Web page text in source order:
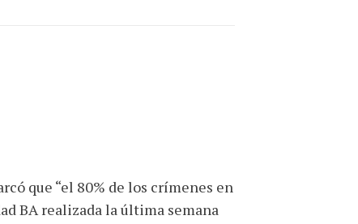
que “el 80% de los crímenes en
BA realizada la última semana